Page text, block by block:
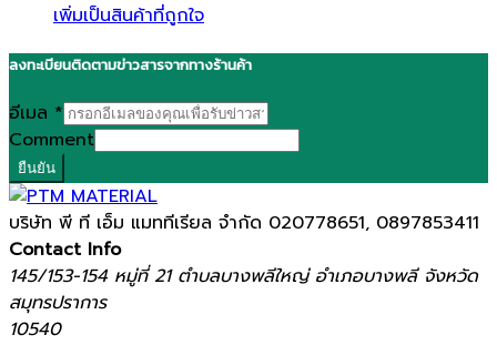
เพิ่มเป็นสินค้าที่ถูกใจ
ลงทะเบียนติดตามข่าวสารจากทางร้านค้า
อีเมล *
Comment
ยืนยัน
บริษัท พี ที เอ็ม แมททีเรียล จำกัด 020778651, 0897853411
Contact Info
145/153-154 หมู่ที่ 21 ตำบลบางพลีใหญ่ อำเภอบางพลี จังหวัด
สมุทรปราการ
10540